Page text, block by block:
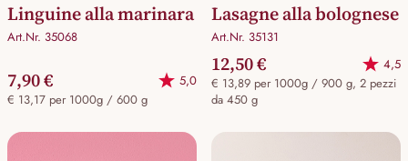
Linguine alla marinara
Art.Nr. 35068
7,90 €
5,0
€ 13,17 per 1000g / 600 g
Lasagne alla bolognese
Art.Nr. 35131
12,50 €
4,5
€ 13,89 per 1000g / 900 g, 2 pezzi
da 450 g